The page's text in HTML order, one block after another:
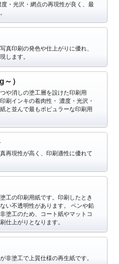
・光沢・網点の再現性が良く、最
真印刷の発色や仕上がりに優れ、
します。
）
や消しの塗工層を設けた印刷用
刷インキの着肉性・ 濃度・光沢・
と並んで最もポピュラーな印刷用
再現性が高く、印刷適性に優れて
工の印刷用紙です。印刷したとき
い不透明性があります。 ペンや鉛
塗工のため、コート紙やマットコ
仕上がりとなります。
非塗工で上質仕様の再生紙です。